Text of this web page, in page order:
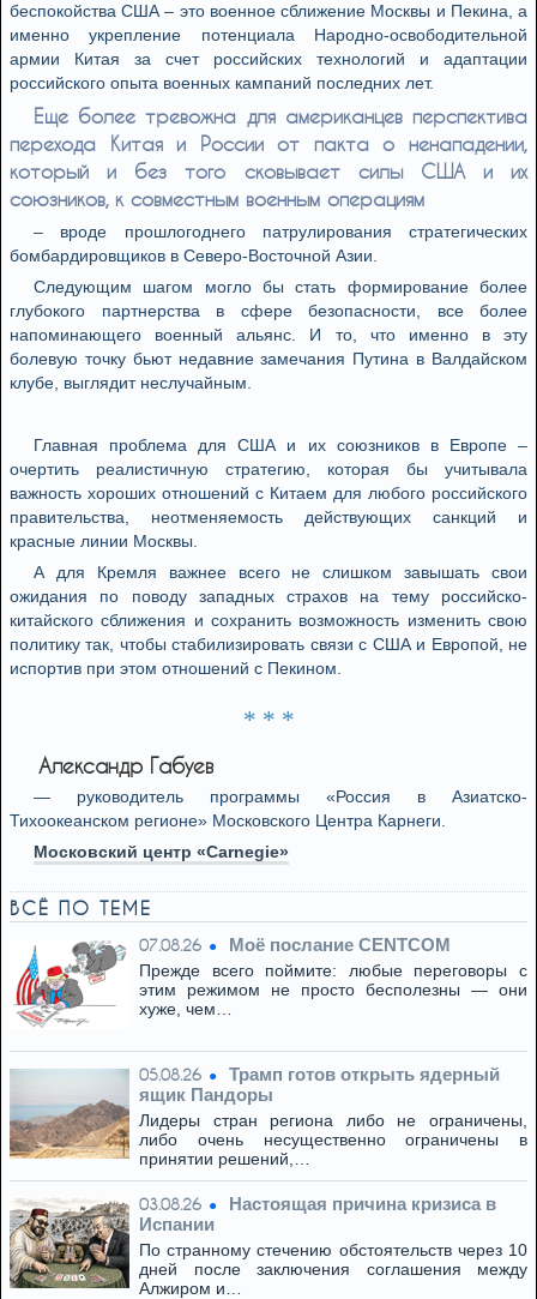
беспокойства США – это военное сближение Москвы и Пекина, а
именно укрепление потенциала Народно-освободительной
армии Китая за счет российских технологий и адаптации
российского опыта военных кампаний последних лет.
Еще более тревожна для американцев перспектива
перехода Китая и России от пакта о ненападении,
который и без того сковывает силы США и их
союзников, к совместным военным операциям
– вроде прошлогоднего патрулирования стратегических
бомбардировщиков в Северо-Восточной Азии.
Следующим шагом могло бы стать формирование более
глубокого партнерства в сфере безопасности, все более
напоминающего военный альянс. И то, что именно в эту
болевую точку бьют недавние замечания Путина в Валдайском
клубе, выглядит неслучайным.
Главная проблема для США и их союзников в Европе –
очертить реалистичную стратегию, которая бы учитывала
важность хороших отношений с Китаем для любого российского
правительства, неотменяемость действующих санкций и
красные линии Москвы.
А для Кремля важнее всего не слишком завышать свои
ожидания по поводу западных страхов на тему российско-
китайского сближения и сохранить возможность изменить свою
политику так, чтобы стабилизировать связи с США и Европой, не
испортив при этом отношений с Пекином.
* * *
Александр Габуев
— руководитель программы «Россия в Азиатско-
Тихоокеанском регионе» Московского Центра Карнеги.
Московский центр «Carnegie»
ВСЁ ПО ТЕМЕ
07.08.26 Моё послание CENTCOM
Прежде всего поймите: любые переговоры с
этим режимом не просто бесполезны — они
хуже, чем…
05.08.26
Трамп готов открыть ядерный
ящик Пандоры
Лидеры стран региона либо не ограничены,
либо очень несущественно ограничены в
принятии решений,…
03.08.26
Настоящая причина кризиса в
Испании
По странному стечению обстоятельств через 10
дней после заключения соглашения между
Алжиром и…